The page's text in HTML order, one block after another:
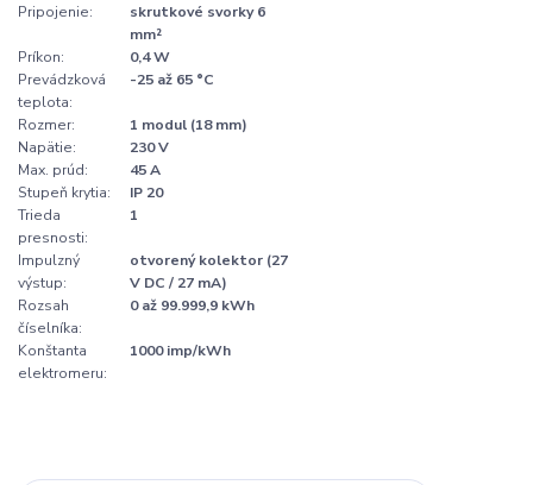
Pripojenie:
skrutkové svorky 6
mm²
Príkon:
0,4 W
Prevádzková
teplota:
-25 až 65 °C
Rozmer:
1 modul (18 mm)
Napätie:
230 V
Max. prúd:
45 A
Stupeň krytia:
IP 20
Trieda
presnosti:
1
Impulzný
výstup:
otvorený kolektor (27
V DC / 27 mA)
Rozsah
číselníka:
0 až 99.999,9 kWh
Konštanta
elektromeru:
1000 imp/kWh